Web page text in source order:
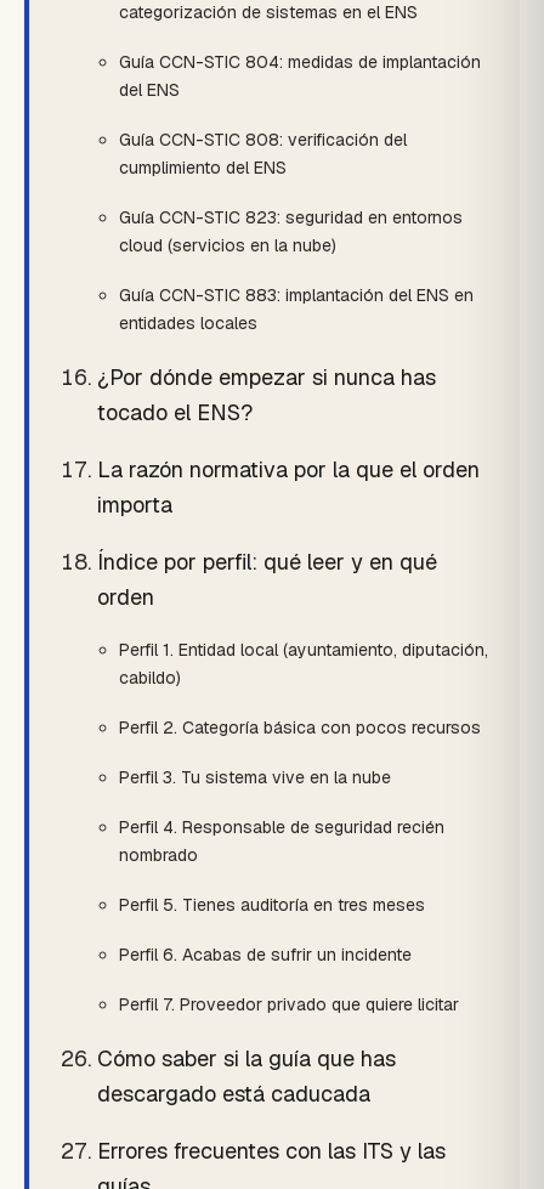
categorización de sistemas en el ENS
Guía CCN-STIC 804: medidas de implantación
del ENS
Guía CCN-STIC 808: verificación del
cumplimiento del ENS
Guía CCN-STIC 823: seguridad en entornos
cloud (servicios en la nube)
Guía CCN-STIC 883: implantación del ENS en
entidades locales
¿Por dónde empezar si nunca has
tocado el ENS?
La razón normativa por la que el orden
importa
Índice por perfil: qué leer y en qué
orden
Perfil 1. Entidad local (ayuntamiento, diputación,
cabildo)
Perfil 2. Categoría básica con pocos recursos
Perfil 3. Tu sistema vive en la nube
Perfil 4. Responsable de seguridad recién
nombrado
Perfil 5. Tienes auditoría en tres meses
Perfil 6. Acabas de sufrir un incidente
Perfil 7. Proveedor privado que quiere licitar
Cómo saber si la guía que has
descargado está caducada
Errores frecuentes con las ITS y las